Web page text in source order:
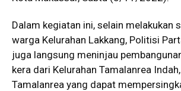
Dalam kegiatan ini, selain melakukan
warga Kelurahan Lakkang, Politisi
juga langsung meninjau
kera dari Kelurahan Tamalanrea
Tamalanrea yang dapat